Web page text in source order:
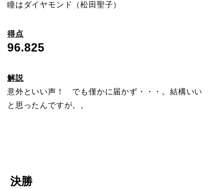
瞳はダイヤモンド（松田聖子）
得点
96.825
解説
意外といい声！ でも僅かに届かず・・・。結構いい
と思ったんですが。。
決勝